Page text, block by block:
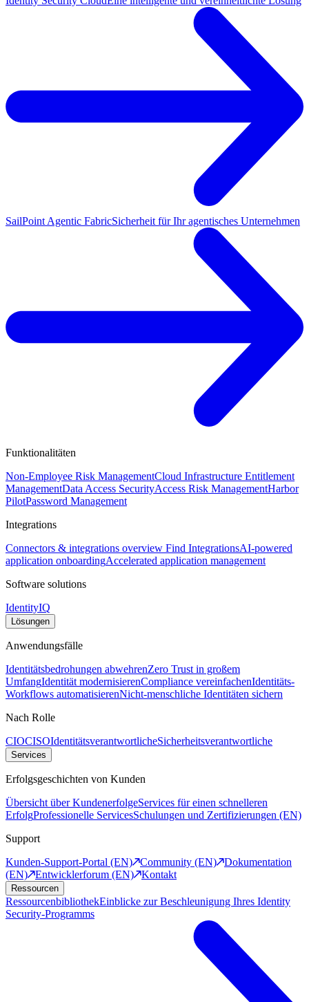
SailPoint Agentic FabricSicherheit für Ihr agentisches Unternehmen
Funktionalitäten
Non-Employee Risk ManagementCloud Infrastructure Entitlement
ManagementData Access SecurityAccess Risk ManagementHarbor
PilotPassword Management
Integrations
Connectors & integrations overview Find IntegrationsAI-powered
application onboardingAccelerated application management
Software solutions
IdentityIQ
Lösungen
Anwendungsfälle
Identitätsbedrohungen abwehrenZero Trust in großem
UmfangIdentität modernisierenCompliance vereinfachenIdentitäts-
Workflows automatisierenNicht-menschliche Identitäten sichern
Nach Rolle
CIOCISOIdentitätsverantwortlicheSicherheitsverantwortliche
Services
Erfolgsgeschichten von Kunden
Übersicht über KundenerfolgeServices für einen schnelleren
ErfolgProfessionelle ServicesSchulungen und Zertifizierungen (EN)
Support
Kunden-Support-Portal (EN)
Community (EN)
Dokumentation
(EN)
Entwicklerforum (EN) Kontakt
Ressourcen
RessourcenbibliothekEinblicke zur Beschleunigung Ihres Identity
Security-Programms